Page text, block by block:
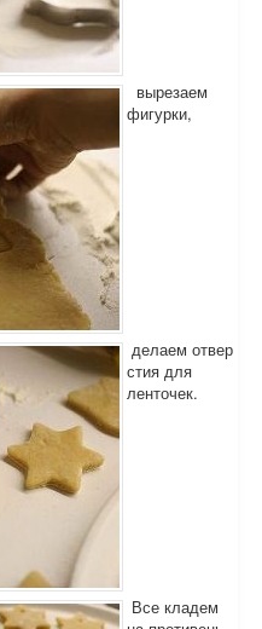
вырезаем
фигурки,
делаем отвер
стия для
ленточек.
Все кладем